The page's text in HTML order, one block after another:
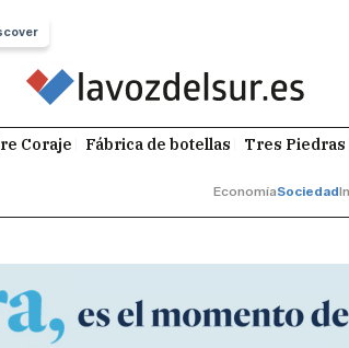
Coraje Fábrica de botellas Tres Piedras
EconomíaSociedad